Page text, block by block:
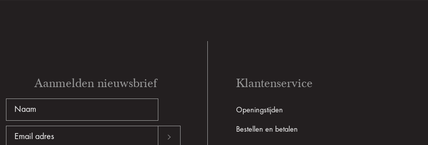
Aanmelden nieuwsbrief Klantenservice
Openingstijden
Bestellen en betalen